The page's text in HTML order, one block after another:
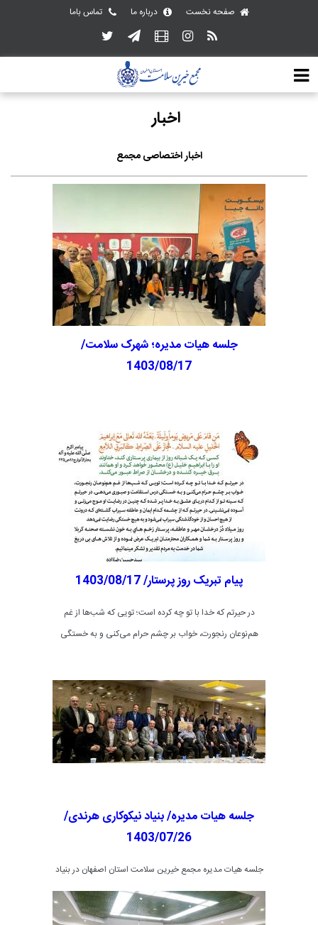
صفحه نخست درباره ما تماس باما
اخبار
اخبار اختصاصی مجمع
جلسه هیات مدیره؛ شهرک سلامت/
1403/08/17
پیام تبریک روز پرستار/ 1403/08/17
در حیرتم که خدا با تو چه کرده است؛ تویی که شب‌ها از غم
هم‌نوعان رنجورت، خواب بر چشم حرام می‌کنی و به خستگی
جلسه هیات مدیره/ بنیاد نیکوکاری هرندی/
1403/07/26
جلسه هیات مدیره مجمع خیرین سلامت استان اصفهان در بنیاد
نیکوکاری هرندی اصفهان با حضور اعضای هیات مدیره، جمعی از
خیرین و پزشکان فعال در حوزه درمان بیماران مبتلا به سرطان